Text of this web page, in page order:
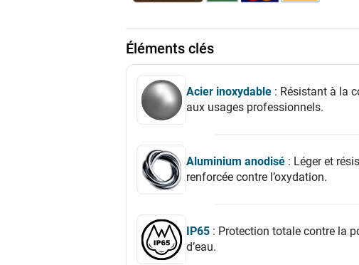
Éléments clés
Acier inoxydable : Résistant à la
aux usages professionnels.
Aluminium anodisé : Léger et
renforcée contre l’oxydation.
IP65 : Protection totale contre la
d’eau.